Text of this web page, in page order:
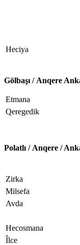
Heciya
Gölbaşı / Anqere
Etmana
Qeregedik
Polatlı / Anqere /
Zirka
Milsefa
Avda
Hecosmana
Îlce